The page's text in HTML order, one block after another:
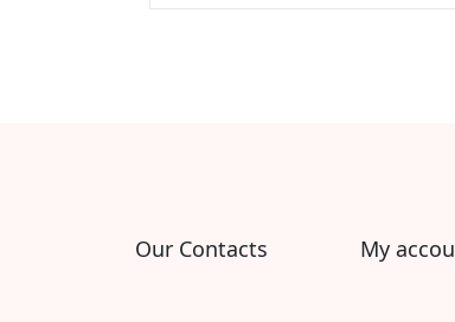
Our Contacts My